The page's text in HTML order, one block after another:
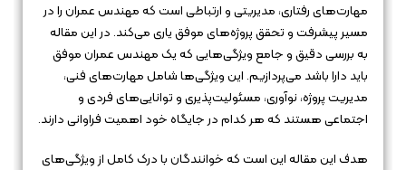
مهارت‌های رفتاری، مدیریتی و ارتباطی است که مهندس عمران را در
مسیر پیشرفت و تحقق پروژه‌های موفق یاری می‌کند. در این مقاله
به بررسی دقیق و جامع ویژگی‌هایی که یک مهندس عمران موفق
باید دارا باشد می‌پردازیم. این ویژگی‌ها شامل مهارت‌های فنی،
مدیریت پروژه، نوآوری، مسئولیت‌پذیری و توانایی‌های فردی و
اجتماعی هستند که هر کدام در جایگاه خود اهمیت فراوانی دارند.
هدف این مقاله این است که خوانندگان با درک کامل از ویژگی‌های